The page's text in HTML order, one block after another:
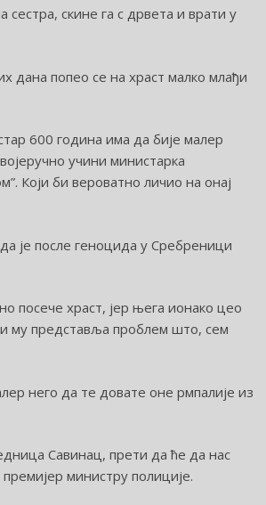
сестра, скине га с дрвета и врати у
дана попео се на храст малко млађи
600 година има да бије малер
учини министарка
Који би вероватно личио на онај
је после геноцида у Сребреници
посече храст, јер њега ионако цео
му представља проблем што, сем
него да те довате оне рмпалије из
Савинац, прети да ће да нас
министру полиције.